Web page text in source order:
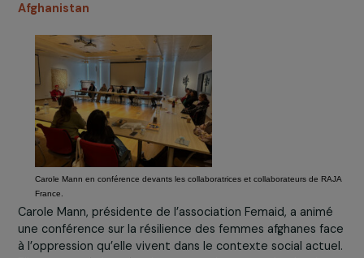
participé à une session de
l’associationRight to Be
Cette formation, basée sur la
méthode des 5D (distraire,
déléguer, documenter, retarder, diriger
d’apprendre des réflexes utiles pour réagir
face au harcèlement de rue.